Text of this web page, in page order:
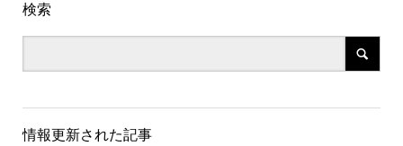
検索
情報更新された記事